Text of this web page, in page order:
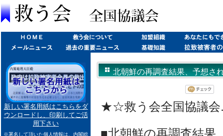
新しい署名用紙はこちらをダ
ウンロードし、印刷してご活
用下さい
※署名して頂いた個人情報は、内閣総
北朝鮮の再調査結果、予想さ
★☆救う会全国協議
■北朝鮮の再調査結果